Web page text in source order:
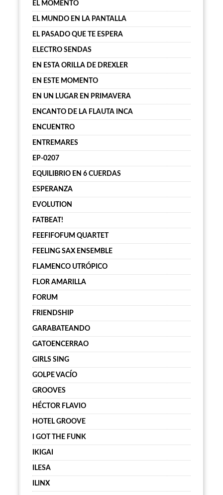
EL MOMENTO
EL MUNDO EN LA PANTALLA
EL PASADO QUE TE ESPERA
ELECTRO SENDAS
EN ESTA ORILLA DE DREXLER
EN ESTE MOMENTO
EN UN LUGAR EN PRIMAVERA
ENCANTO DE LA FLAUTA INCA
ENCUENTRO
ENTREMARES
EP-0207
EQUILIBRIO EN 6 CUERDAS
ESPERANZA
EVOLUTION
FATBEAT!
FEEFIFOFUM QUARTET
FEELING SAX ENSEMBLE
FLAMENCO UTRÓPICO
FLOR AMARILLA
FORUM
FRIENDSHIP
GARABATEANDO
GATOENCERRAO
GIRLS SING
GOLPE VACÍO
GROOVES
HÉCTOR FLAVIO
HOTEL GROOVE
I GOT THE FUNK
IKIGAI
ILESA
ILINX